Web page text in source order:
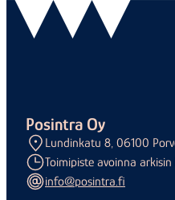
Posintra Oy
Lundinkatu 8, 06100
Toimipiste avoinna
info@posintra.fi